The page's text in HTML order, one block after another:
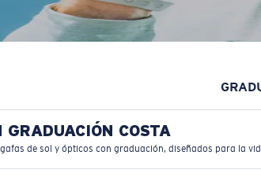
GRADUACIÓN COSTA
de sol y ópticos con graduación, diseñados para la